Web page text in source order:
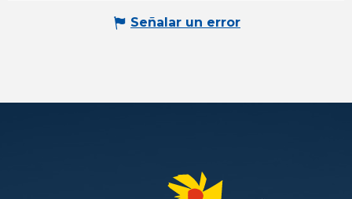
Señalar un error